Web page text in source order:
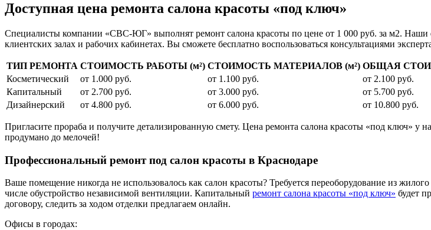
Доступная цена ремонта салона красоты «под ключ»
Специалисты компании «СВС-ЮГ» выполнят ремонт салона красоты по цене от 1 000 руб. за м2.
клиентских залах и рабочих кабинетах. Вы сможете бесплатно воспользоваться консультациями
ТИП РЕМОНТА СТОИМОСТЬ РАБОТЫ (м²) СТОИМОСТЬ МАТЕРИАЛОВ (м²) ОБЩАЯ
Косметический
от 1.000 руб. от 1.100 руб.
от 2.100 руб.
Капитальный
от 2.700 руб. от 3.000 руб.
от 5.700 руб.
Дизайнерский
от 4.800 руб. от 6.000 руб. от 10.800 руб.
Пригласите прораба и получите детализированную смету. Цена ремонта салона красоты «под ключ» у
продумано до мелочей!
Профессиональный ремонт под салон красоты в Краснодаре
Ваше помещение никогда не использовалось как салон красоты? Требуется переоборудование из
числе обустройство независимой вентиляции. Капитальный ремонт салона красоты «под ключ» будет
договору, следить за ходом отделки предлагаем онлайн.
Офисы в городах: